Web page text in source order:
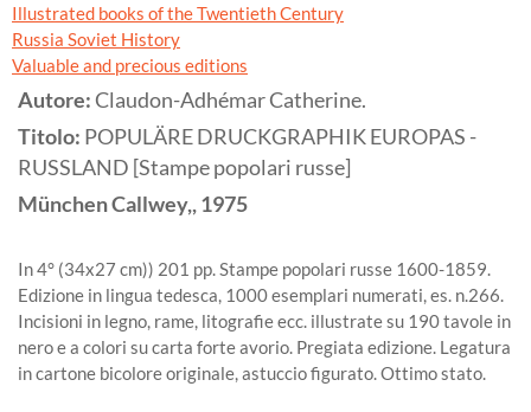
Illustrated books of the Twentieth Century
Russia Soviet History
Valuable and precious editions
Autore:Claudon-Adhémar Catherine.
Titolo: POPULÄRE DRUCKGRAPHIK EUROPAS -
RUSSLAND [Stampe popolari russe]
MünchenCallwey,,1975
In 4° (34x27 cm)) 201 pp. Stampe popolari russe 1600-1859.
Edizione in lingua tedesca, 1000 esemplari numerati, es. n.266.
Incisioni in legno, rame, litografie ecc. illustrate su 190 tavole in
nero e a colori su carta forte avorio. Pregiata edizione. Legatura
in cartone bicolore originale, astuccio figurato. Ottimo stato.